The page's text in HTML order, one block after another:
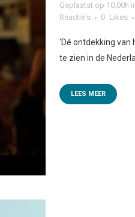
Geplaatst op 10:00h
Reactie's
0 Likes
‘Dé ontdekking
te zien in de
LEES MEER